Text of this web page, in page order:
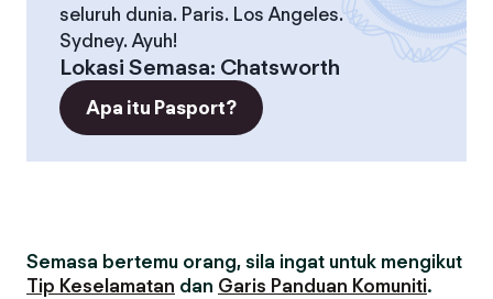
seluruh dunia. Paris. Los Angeles.
Sydney. Ayuh!
Lokasi Semasa: Chatsworth
Apa itu Pasport?
Semasa bertemu orang, sila ingat untuk mengikut
Tip Keselamatan dan Garis Panduan Komuniti.